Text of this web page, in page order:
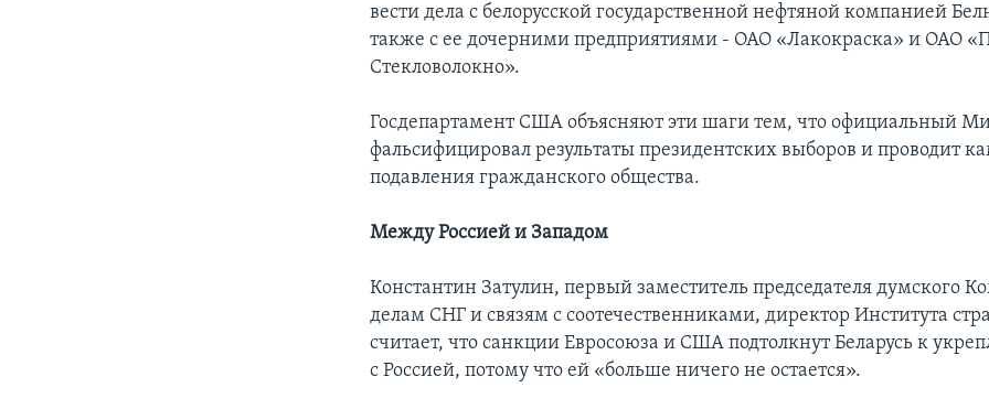
вести дела с белорусской государственной нефтяной компанией
также с ее дочерними предприятиями - ОАО «Лакокраска» и ОАО
Стекловолокно».
Госдепартамент США объясняют эти шаги тем, что официальный
фальсифицировал результаты президентских выборов и проводит
подавления гражданского общества.
Между Россией и Западом
Константин Затулин, первый заместитель председателя думского
делам СНГ и связям с соотечественниками, директор Института
считает, что санкции Евросоюза и США подтолкнут Беларусь к
с Россией, потому что ей «больше ничего не остается».